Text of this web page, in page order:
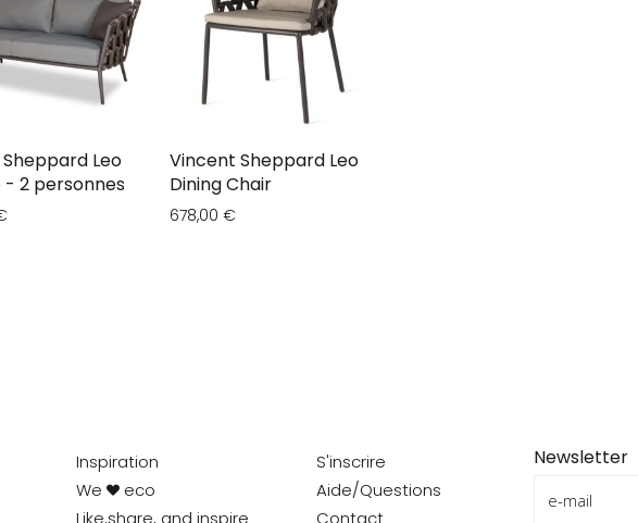
Leo
- 2 personnes
Vincent Sheppard Leo
Dining Chair
678,00 €
Inspiration
We
eco
Like,share, and inspire
S'inscrire
Aide/Questions
Contact
Newsletter